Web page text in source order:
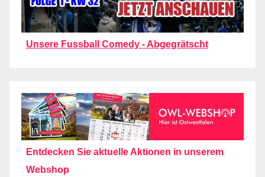
Unsere Fussball Comedy - Abgegrätscht
Entdecken Sie aktuelle Aktionen in unserem
Webshop